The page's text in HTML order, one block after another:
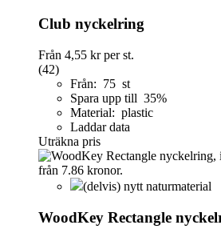
Club nyckelring
Från 4,55 krper st.
(42)
Från: 75 st
Spara upp till 35%
Material: plastic
Laddar data
Uträkna pris
(delvis) nytt naturmaterial
WoodKey Rectangle